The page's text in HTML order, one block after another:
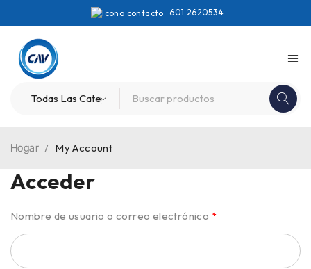
601 2620534
Hogar / My Account
Acceder
Nombre de usuario o correo electrónico *